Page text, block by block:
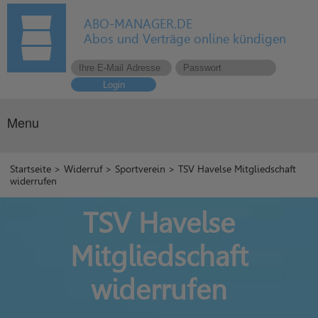
ABO-MANAGER.DE
Abos und Verträge online kündigen
Login
Menu
Startseite >Widerruf> Sportverein > TSV Havelse Mitgliedschaft
widerrufen
TSV Havelse
Mitgliedschaft
widerrufen